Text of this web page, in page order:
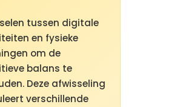
tussen digitale
en fysieke
om de
balans te
Deze afwisseling
verschillende